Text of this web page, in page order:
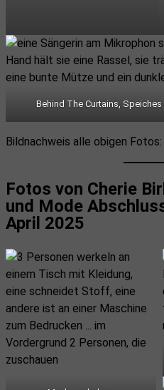
Behind The Curtains,
Bildnachweis alle obigen
Fotos von Cherie
und Mode
April 2025